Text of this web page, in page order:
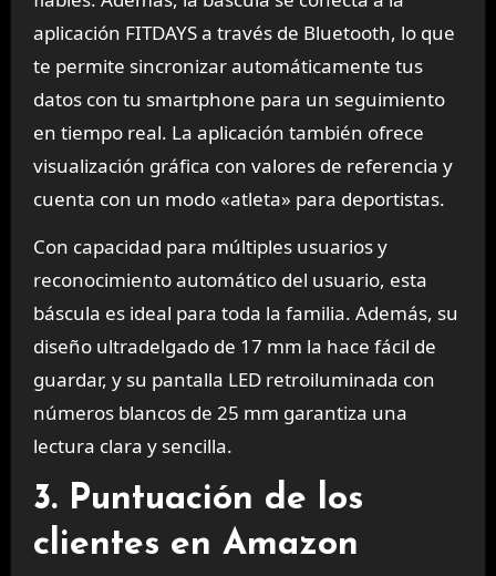
aplicación FITDAYS a través de Bluetooth, lo que
te permite sincronizar automáticamente tus
datos con tu smartphone para un seguimiento
en tiempo real. La aplicación también ofrece
visualización gráfica con valores de referencia y
cuenta con un modo «atleta» para deportistas.
Con capacidad para múltiples usuarios y
reconocimiento automático del usuario, esta
báscula es ideal para toda la familia. Además, su
diseño ultradelgado de 17 mm la hace fácil de
guardar, y su pantalla LED retroiluminada con
números blancos de 25 mm garantiza una
lectura clara y sencilla.
3. Puntuación de los
clientes en Amazon